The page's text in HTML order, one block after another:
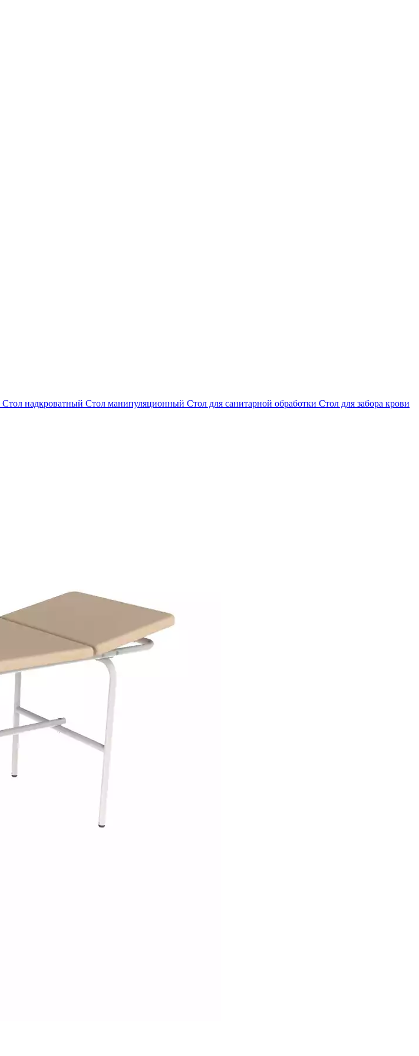
Стол надкроватный Стол манипуляционный Стол для санитарной обработки Стол для забора крови